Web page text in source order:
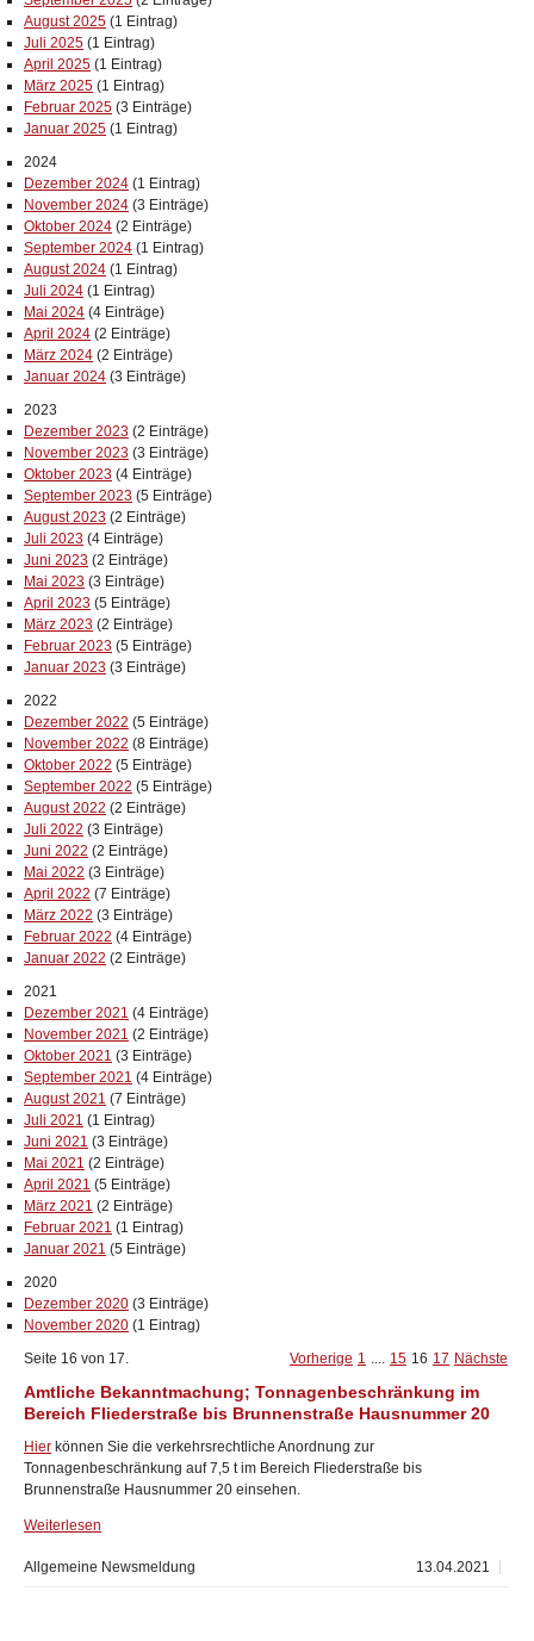
August 2025 (1 Eintrag)
Juli 2025 (1 Eintrag)
April 2025 (1 Eintrag)
März 2025 (1 Eintrag)
Februar 2025 (3 Einträge)
Januar 2025 (1 Eintrag)
2024
Dezember 2024 (1 Eintrag)
November 2024 (3 Einträge)
Oktober 2024 (2 Einträge)
September 2024 (1 Eintrag)
August 2024 (1 Eintrag)
Juli 2024 (1 Eintrag)
Mai 2024 (4 Einträge)
April 2024 (2 Einträge)
März 2024 (2 Einträge)
Januar 2024 (3 Einträge)
2023
Dezember 2023 (2 Einträge)
November 2023 (3 Einträge)
Oktober 2023 (4 Einträge)
September 2023 (5 Einträge)
August 2023 (2 Einträge)
Juli 2023 (4 Einträge)
Juni 2023 (2 Einträge)
Mai 2023 (3 Einträge)
April 2023 (5 Einträge)
März 2023 (2 Einträge)
Februar 2023 (5 Einträge)
Januar 2023 (3 Einträge)
2022
Dezember 2022 (5 Einträge)
November 2022 (8 Einträge)
Oktober 2022 (5 Einträge)
September 2022 (5 Einträge)
August 2022 (2 Einträge)
Juli 2022 (3 Einträge)
Juni 2022 (2 Einträge)
Mai 2022 (3 Einträge)
April 2022 (7 Einträge)
März 2022 (3 Einträge)
Februar 2022 (4 Einträge)
Januar 2022 (2 Einträge)
2021
Dezember 2021 (4 Einträge)
November 2021 (2 Einträge)
Oktober 2021 (3 Einträge)
September 2021 (4 Einträge)
August 2021 (7 Einträge)
Juli 2021 (1 Eintrag)
Juni 2021 (3 Einträge)
Mai 2021 (2 Einträge)
April 2021 (5 Einträge)
März 2021 (2 Einträge)
Februar 2021 (1 Eintrag)
Januar 2021 (5 Einträge)
2020
Dezember 2020 (3 Einträge)
November 2020 (1 Eintrag)
Seite 16 von 17.
Vorherige 1 .... 15 16 17 Nächste
Amtliche Bekanntmachung; Tonnagenbeschränkung im
Bereich Fliederstraße bis Brunnenstraße Hausnummer 20
Hier können Sie die verkehrsrechtliche Anordnung zur
Tonnagenbeschränkung auf 7,5 t im Bereich Fliederstraße bis
Brunnenstraße Hausnummer 20 einsehen.
Weiterlesen
13.04.2021
Allgemeine Newsmeldung